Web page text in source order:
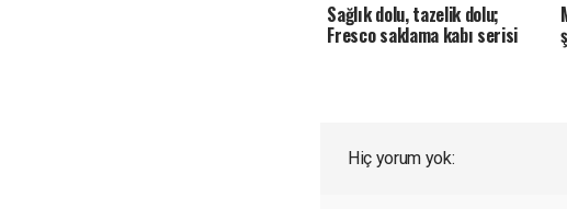
Sağlık dolu, tazelik dolu;
Fresco saklama kabı serisi
Hiç yorum yok: